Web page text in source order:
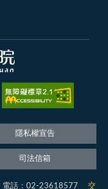
隱私權宣告
司法信箱
話：02-23618577 交